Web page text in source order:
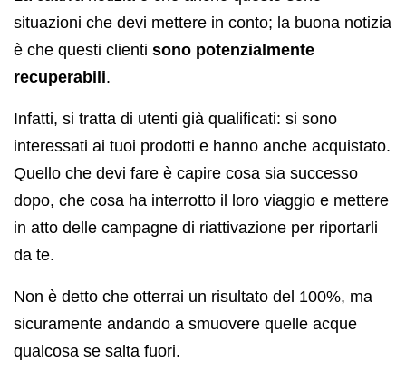
situazioni che devi mettere in conto; la buona notizia
è che questi clienti sono potenzialmente
recuperabili.
Infatti, si tratta di utenti già qualificati: si sono
interessati ai tuoi prodotti e hanno anche acquistato.
Quello che devi fare è capire cosa sia successo
dopo, che cosa ha interrotto il loro viaggio e mettere
in atto delle campagne di riattivazione per riportarli
da te.
Non è detto che otterrai un risultato del 100%, ma
sicuramente andando a smuovere quelle acque
qualcosa se salta fuori.